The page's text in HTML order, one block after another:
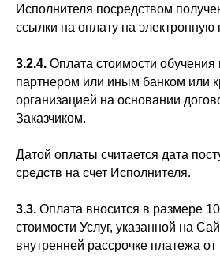
Исполнителя посредством
ссылки на оплату на электронную
3.2.4. Оплата стоимости
партнером или иным банком или
организацией на основании
Заказчиком.
Датой оплаты считается дата
средств на счет Исполнителя.
3.3. Оплата вносится в размере
стоимости Услуг, указанной на
внутренней рассрочке платежа